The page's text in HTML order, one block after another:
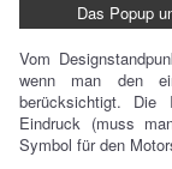
Das Popup
Vom
wenn man den
berücksichtigt. Die
Eindruck (muss
Symbol für den